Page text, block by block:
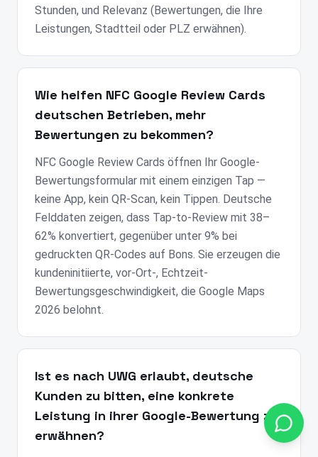
Stunden, und Relevanz (Bewertungen, die Ihre
Leistungen, Stadtteil oder PLZ erwähnen).
Wie helfen NFC Google Review Cards
deutschen Betrieben, mehr
Bewertungen zu bekommen?
NFC Google Review Cards öffnen Ihr Google-
Bewertungsformular mit einem einzigen Tap —
keine App, kein QR-Scan, kein Tippen. Deutsche
Felddaten zeigen, dass Tap-to-Review mit 38–
62% konvertiert, gegenüber unter 9% bei
gedruckten QR-Codes auf Bons. Sie erzeugen die
kundeninitiierte, vor-Ort-, Echtzeit-
Bewertungsgeschwindigkeit, die Google Maps
2026 belohnt.
Ist es nach UWG erlaubt, deutsche
Kunden zu bitten, eine konkrete
Leistung in ihrer Google-Bewertung zu
erwähnen?